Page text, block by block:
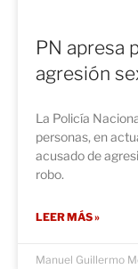
PN apresa
agresión
La Policía
personas, en
acusado de
robo.
LEER MÁS »
Manuel Guillermo